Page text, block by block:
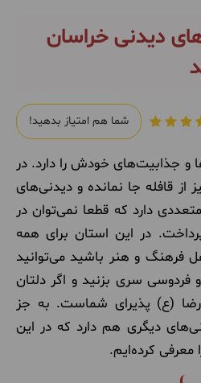
دیدنی خراسان
شما هم امتیاز بدهید!
و جذابیت‌های خودش را دارد. در
از قافله جا نمانده و دیدنی‌های
دارد که قطعا نمی‌توان در
در این استان برای همه
فرهنگ و هنر باشید می‌توانید
و فردوسی سری بزنید و اگر دلتان
رضا (ع) پذیرای شماست. به جز
دیگری هم دارد که در این
معرفی کرده‌ایم.